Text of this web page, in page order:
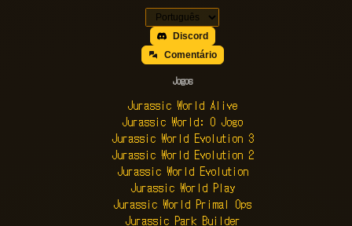
Discord
Comentário
Jogos
Jurassic World Alive
Jurassic World: O Jogo
Jurassic World Evolution 3
Jurassic World Evolution 2
Jurassic World Evolution
Jurassic World Play
Jurassic World Primal Ops
Jurassic Park Builder